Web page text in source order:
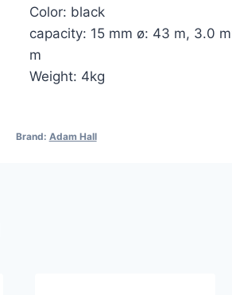
Color: black
capacity: 15 mm ø: 43 m, 3.0
m
Weight: 4kg
Brand: Adam Hall